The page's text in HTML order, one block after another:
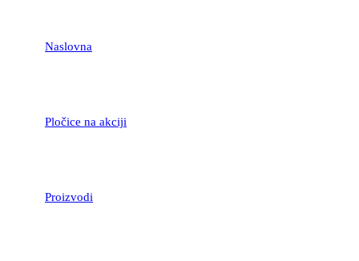
Naslovna
Pločice na akciji
Proizvodi